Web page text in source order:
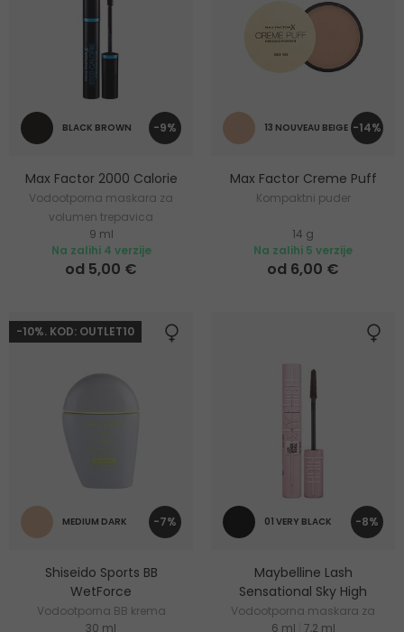
-9%
BLACK BROWN
Max Factor 2000 Calorie
Vodootporna maskara za
volumen trepavica
9 ml
Na zalihi 4 verzije
od 5,00 €
-14%
13 NOUVEAU BEIGE
Max Factor Creme Puff
Kompaktni puder
14 g
Na zalihi 5 verzije
od 6,00 €
-10%. KOD: OUTLET10
-7%
MEDIUM DARK
Shiseido Sports BB
WetForce
Vodootporna BB krema
30 ml
-8%
01 VERY BLACK
Maybelline Lash
Sensational Sky High
Vodootporna maskara za
6 ml 7,2 ml